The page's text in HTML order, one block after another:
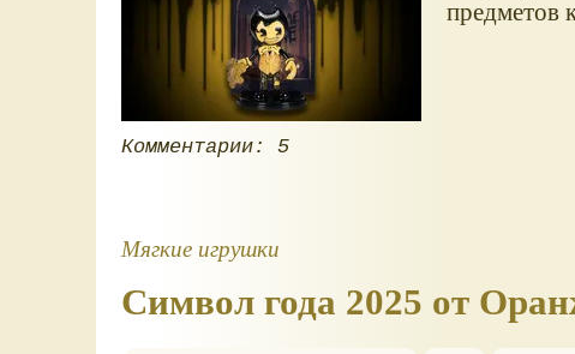
предметов
Комментарии: 5
Мягкие игрушки
Символ года 2025 от